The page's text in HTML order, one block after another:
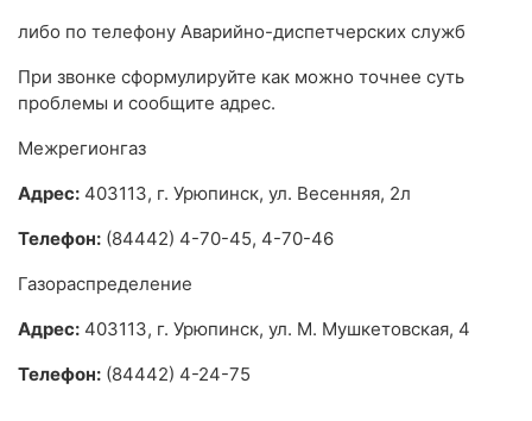
либо по телефону Аварийно-диспетчерских служб
При звонке сформулируйте как можно точнее суть
проблемы и сообщите адрес.
Межрегионгаз
Адрес: 403113, г. Урюпинск, ул. Весенняя, 2л
Телефон: (84442) 4-70-45, 4-70-46
Газораспределение
Адрес: 403113, г. Урюпинск, ул. М. Мушкетовская, 4
Телефон: (84442) 4-24-75